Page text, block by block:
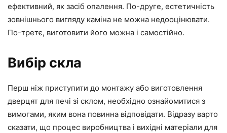
ефективний, як засіб опалення. По-друге, естетичність
зовнішнього вигляду каміна не можна недооцінювати.
По-третє, виготовити його можна і самостійно.
Вибір скла
Перш ніж приступити до монтажу або виготовлення
дверцят для печі зі склом, необхідно ознайомитися з
вимогами, яким вона повинна відповідати. Відразу варто
сказати, що процес виробництва і вихідні матеріали для